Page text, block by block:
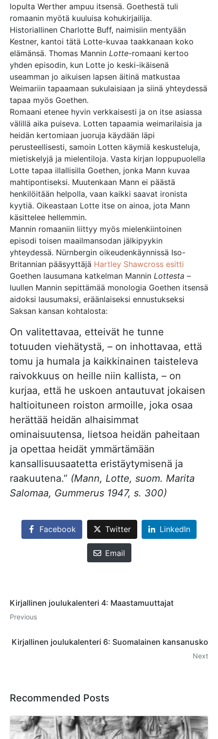
lopulta Werther ampuu itsensä. Goethestä tuli
romaanin myötä kuuluisa kohukirjailija.
Historiallinen Charlotte Buff, naimisiin mentyään
Kestner, kantoi tätä Lotte-kuvaa taakkanaan koko
elämänsä. Thomas Mannin Lotte-romaani kertoo
yhden episodin, kun Lotte jo keski-ikäisenä
useamman jo aikuisen lapsen äitinä matkustaa
Weimariin tapaamaan sukulaisiaan ja siinä yhteydessä
tapaa myös Goethen.
Romaani etenee hyvin verkkaisesti ja on itse asiassa
välillä aika puiseva. Lotten tapaamia weimarilaisia ja
heidän kertomiaan juoruja käydään läpi
perusteellisesti, samoin Lotten käymiä keskusteluja,
mietiskelyjä ja mielentiloja. Vasta kirjan loppupuolella
Lotte tapaa illallisilla Goethen, jonka Mann kuvaa
mahtipontiseksi. Muutenkaan Mann ei päästä
henkilöitään helpolla, vaan kaikki saavat ironista
kyytiä. Oikeastaan Lotte itse on ainoa, jota Mann
käsittelee hellemmin.
Mannin romaaniin liittyy myös mielenkiintoinen
episodi toisen maailmansodan jälkipyykin
yhteydessä. Nürnbergin oikeudenkäynnissä Iso-
Britannian pääsyyttäjä Hartley Shawcross esitti
Goethen lausumana katkelman Mannin Lottesta –
luullen Mannin sepittämää monologia Goethen itsensä
aidoksi lausumaksi, eräänlaiseksi ennustukseksi
Saksan kansan kohtalosta:
On valitettavaa, etteivät he tunne
totuuden viehätystä, – on inhottavaa, että
tomu ja humala ja kaikkinainen taisteleva
raivokkuus on heille niin kallista, – on
kurjaa, että he uskoen antautuvat jokaisen
haltioituneen roiston armoille, joka osaa
herättää heidän alhaisimmat
ominaisuutensa, lietsoa heidän paheitaan
ja opettaa heidät ymmärtämään
kansallisuusaatetta eristäytymisenä ja
raakuutena.” (Mann, Lotte, suom. Marita
Salomaa, Gummerus 1947, s. 300)
Facebook Twitter LinkedIn
Email
Kirjallinen joulukalenteri 4: Maastamuuttajat
Previous
Kirjallinen joulukalenteri 6: Suomalainen kansanusko
Next
Recommended Posts